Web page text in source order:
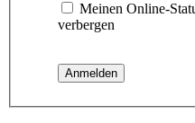
Meinen Online-
verbergen